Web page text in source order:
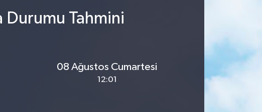
Durumu Tahmini
08 Ağustos Cumartesi
12:01